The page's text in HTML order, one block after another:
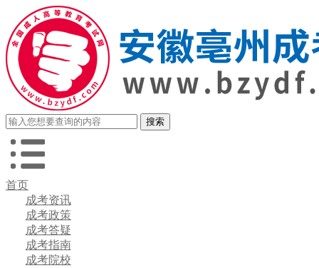
首页
成考资讯
成考政策
成考答疑
成考指南
成考院校